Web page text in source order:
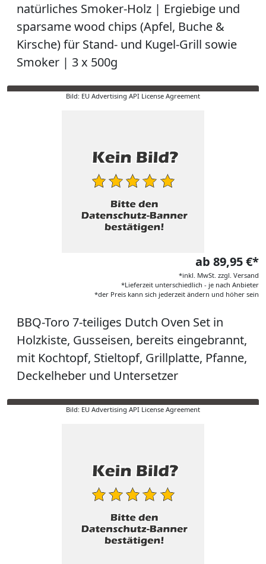
natürliches Smoker-Holz | Ergiebige und
sparsame wood chips (Apfel, Buche &
Kirsche) für Stand- und Kugel-Grill sowie
Smoker | 3 x 500g
Bild: EU Advertising API License Agreement
ab 89,95 €*
*inkl. MwSt. zzgl. Versand
*Lieferzeit unterschiedlich - je nach Anbieter
*der Preis kann sich jederzeit ändern und höher sein
BBQ-Toro 7-teiliges Dutch Oven Set in
Holzkiste, Gusseisen, bereits eingebrannt,
mit Kochtopf, Stieltopf, Grillplatte, Pfanne,
Deckelheber und Untersetzer
Bild: EU Advertising API License Agreement